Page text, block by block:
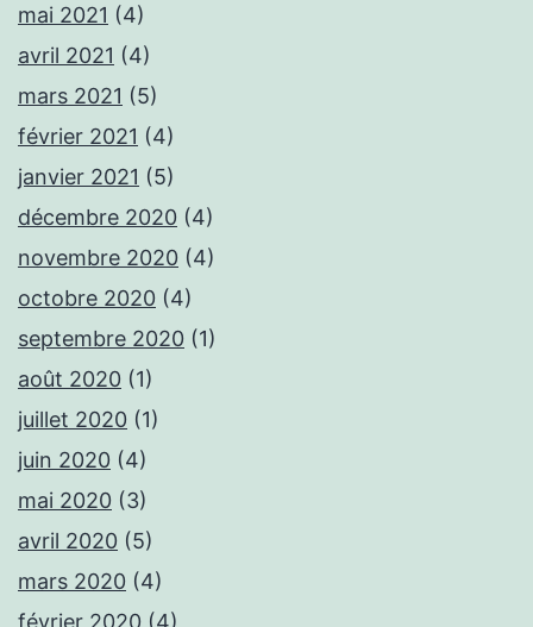
mai 2021 (4)
avril 2021 (4)
mars 2021 (5)
février 2021 (4)
janvier 2021 (5)
décembre 2020 (4)
novembre 2020 (4)
octobre 2020 (4)
septembre 2020 (1)
août 2020 (1)
juillet 2020 (1)
juin 2020 (4)
mai 2020 (3)
avril 2020 (5)
mars 2020 (4)
février 2020 (4)